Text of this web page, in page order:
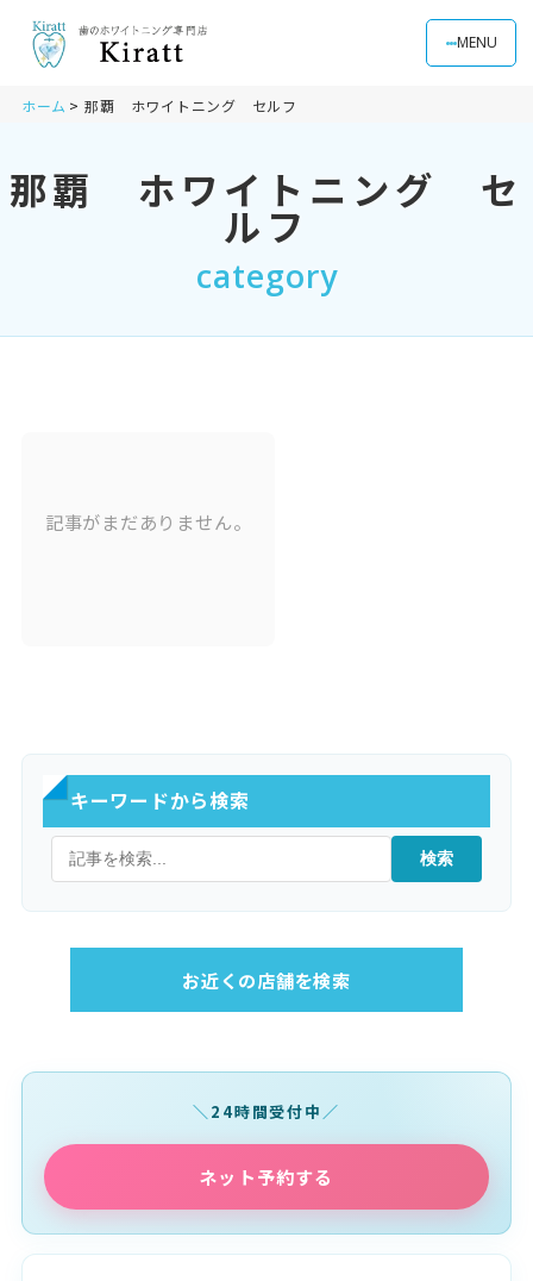
MENU
ホーム 那覇 ホワイトニング セルフ
那覇 ホワイトニング セ
ルフ
category
記事がまだありません。
キーワードから検索
検索
お近くの店舗を検索
24時間受付中
ネット予約する